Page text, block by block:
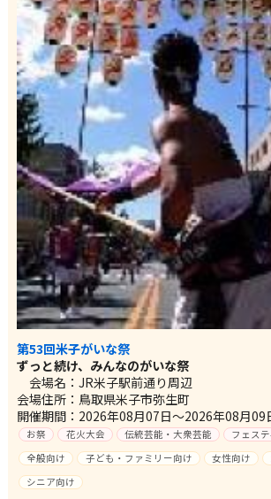
第53回米子がいな祭
ずっと続け、みんなのがいな祭
会場名：JR米子駅前通り周辺
会場住所：鳥取県米子市弥生町
開催期間：2026年08月07日～2026年08月09
お祭 花火大会 伝統芸能・大衆芸能
フェス
全般向け
子ども・ファミリー向け 女性向け
シニア向け